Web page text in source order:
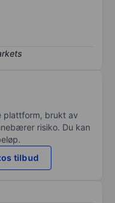
plattform, brukt av
risiko. Du kan
tilbud